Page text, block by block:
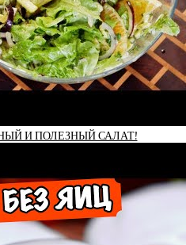
И ПОЛЕЗНЫЙ САЛАТ!